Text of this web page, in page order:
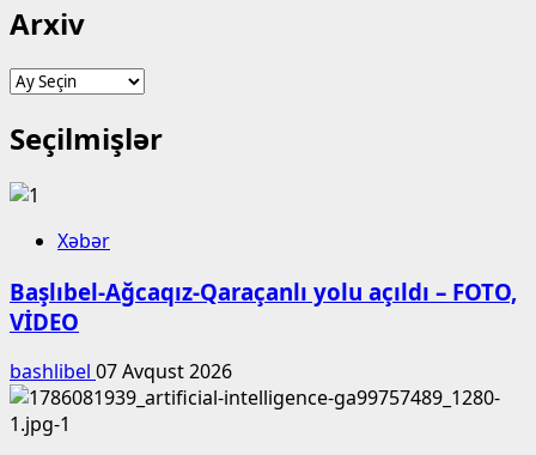
Arxiv
Arxiv
Seçilmişlər
Xəbər
Başlıbel-Ağcaqız-Qaraçanlı yolu açıldı – FOTO,
VİDEO
bashlibel 07 Avqust 2026